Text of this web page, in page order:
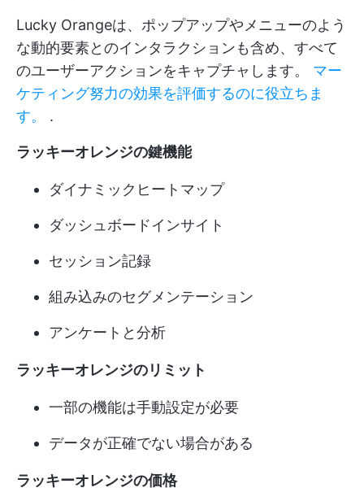
Lucky Orangeは、ポップアップやメニューのよう
な動的要素とのインタラクションも含め、すべて
のユーザーアクションをキャプチャします。 マー
ケティング努力の効果を評価するのに役立ちま
す。
.
ラッキーオレンジの鍵機能
ダイナミックヒートマップ
ダッシュボードインサイト
セッション記録
組み込みのセグメンテーション
アンケートと分析
ラッキーオレンジのリミット
一部の機能は手動設定が必要
データが正確でない場合がある
ラッキーオレンジの価格